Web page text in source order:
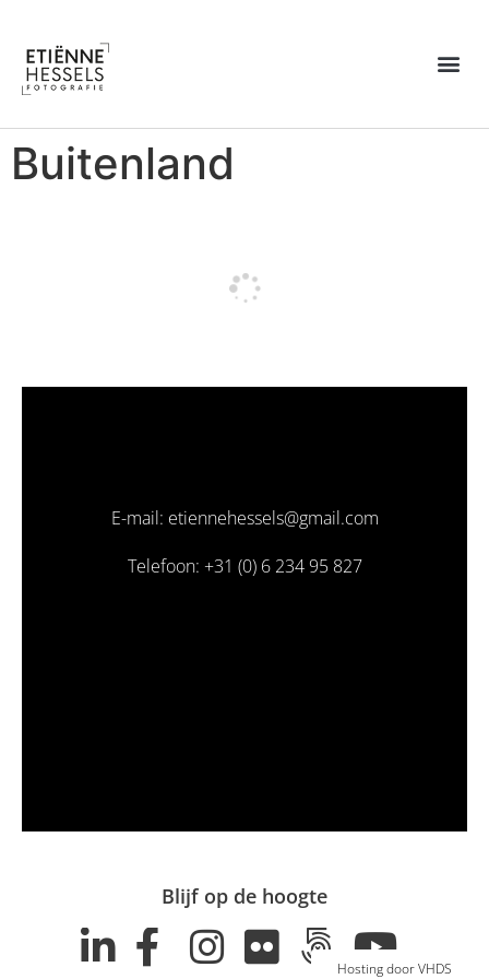
Buitenland
E-mail: etiennehessels@gmail.com
Telefoon: +31 (0) 6 234 95 827
Blijf op de hoogte
Hosting door VHDS